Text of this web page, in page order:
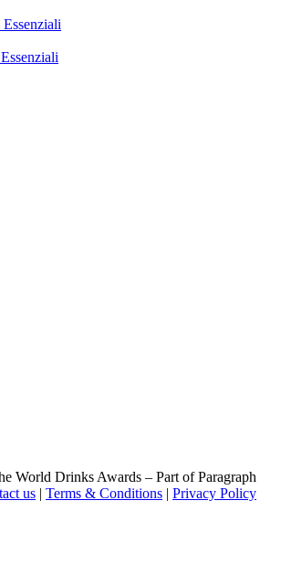
World Drinks Awards – Part of Paragraph
us | Terms & Conditions | Privacy Policy